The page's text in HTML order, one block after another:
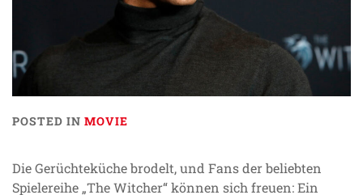
POSTED IN MOVIE
Die Gerüchteküche brodelt, und Fans der beliebten
Spielereihe „The Witcher“ können sich freuen: Ein